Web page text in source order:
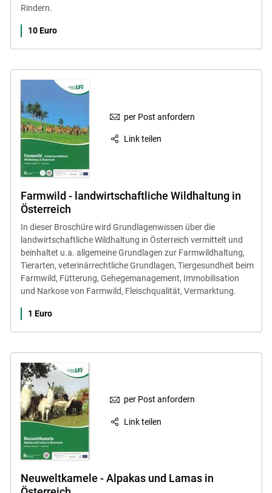
Rindern.
10 Euro
per Post anfordern
Link teilen
Farmwild - landwirtschaftliche Wildhaltung in
Österreich
In dieser Broschüre wird Grundlagenwissen über die
landwirtschaftliche Wildhaltung in Österreich vermittelt und
beinhaltet u.a. allgemeine Grundlagen zur Farmwildhaltung,
Tierarten, veterinärrechtliche Grundlagen, Tiergesundheit beim
Farmwild, Fütterung, Gehegemanagement, Immobilisation
und Narkose von Farmwild, Fleischqualität, Vermarktung.
1 Euro
per Post anfordern
Link teilen
Neuweltkamele - Alpakas und Lamas in